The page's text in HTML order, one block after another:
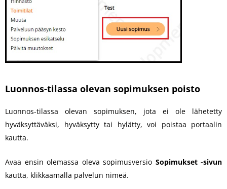
Luonnos-tilassa olevan sopimuksen poisto
Luonnos-tilassa olevan sopimuksen, jota ei ole lähetetty
hyväksyttäväksi, hyväksytty tai hylätty, voi poistaa portaalin
kautta.
Avaa ensin olemassa oleva sopimusversio Sopimukset -sivun
kautta, klikkaamalla palvelun nimeä.